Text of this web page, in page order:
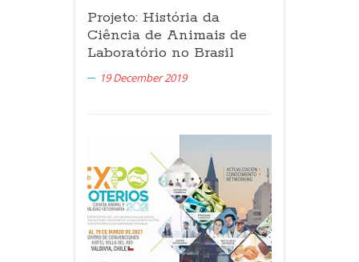
Projeto: História da
Ciência de Animais de
Laboratório no Brasil
19 December 2019